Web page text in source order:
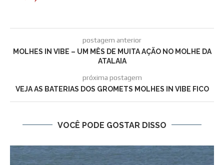
postagem anterior
MOLHES IN VIBE – UM MÊS DE MUITA AÇÃO NO MOLHE DA
ATALAIA
próxima postagem
VEJA AS BATERIAS DOS GROMETS MOLHES IN VIBE FICO
VOCÊ PODE GOSTAR DISSO